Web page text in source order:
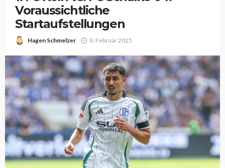
Voraussichtliche
Startaufstellungen
Hagen Schmelzer 8. Februar 2025